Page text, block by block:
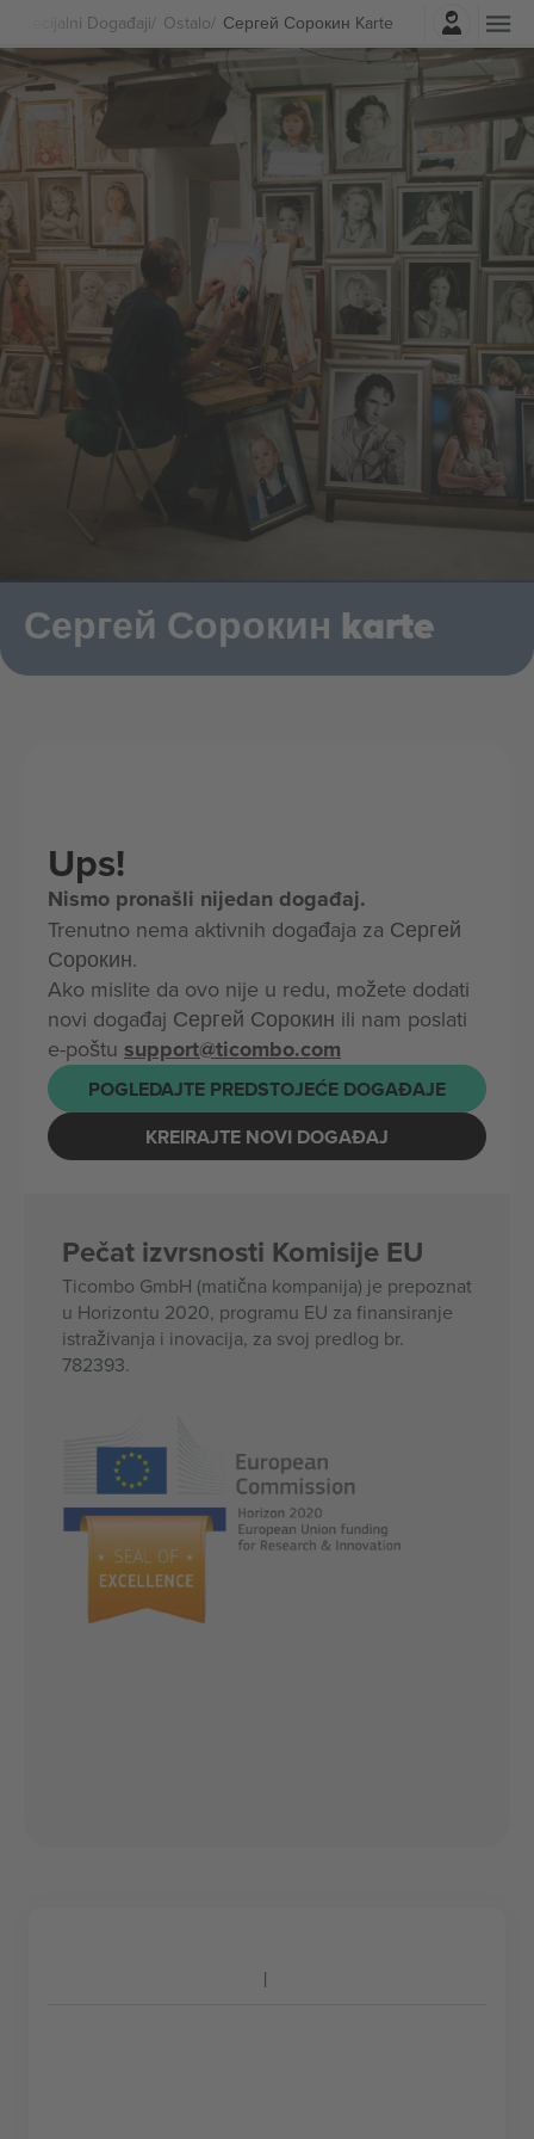
Specijalni Događaji Ostalo Сергей Сорокин Karte
Najavite se
Сергей Сорокин karte
Ups!
Nismo pronašli nijedan događaj.
Trenutno nema aktivnih događaja za Сергей
Сорокин.
Ako mislite da ovo nije u redu, možete dodati
novi događaj Сергей Сорокин ili nam poslati
e-poštu support@ticombo.com
POGLEDAJTE PREDSTOJEĆE DOGAĐAJE
KREIRAJTE NOVI DOGAĐAJ
Pečat izvrsnosti Komisije EU
Ticombo GmbH (matična kompanija) je prepoznat
u Horizontu 2020, programu EU za finansiranje
istraživanja i inovacija, za svoj predlog br.
782393.